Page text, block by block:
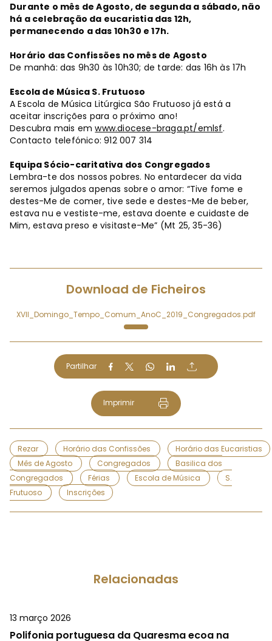
Durante o mês de Agosto, de segunda a sábado, não
há a celebração da eucaristia das 12h,
permanecendo a das 10h30 e 17h.
Horário das Confissões no mês de Agosto
De manhã: das 9h30 às 10h30; de tarde: das 16h às 17h
Escola de Música S. Frutuoso
A Escola de Música Litúrgica São Frutuoso já está a
aceitar inscrições para o próximo ano!
Descubra mais emwww.diocese-braga.pt/emlsf.
Contacto telefónico: 912 007 314
Equipa Sócio-caritativa dos Congregados
Lembra-te dos nossos pobres. No entardecer da vida
seremos julgados apenas sobre o amor: “Tive fome e
destes-Me de comer, tive sede e destes-Me de beber,
estava nu e vestiste-me, estava doente e cuidaste de
Mim, estava preso e visitaste-Me” (Mt 25, 35-36)
Download de Ficheiros
XVII_Domingo_Tempo_Comum_AnoC_2019_Congregados.pdf
Partilhar
Imprimir
Rezar Horário das Confissões
Horário das Eucaristias
Mês de Agosto
Congregados
Basilica dos
Congregados
Férias Escola de Música
S.
Frutuoso
Inscrições
Relacionadas
13 março 2026
Polifonia portuguesa da Quaresma ecoa na